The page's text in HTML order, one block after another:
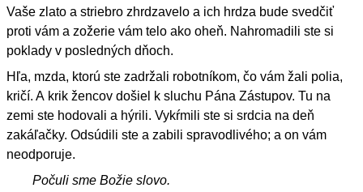
Vaše zlato a striebro zhrdzavelo a ich hrdza bude svedčiť
proti vám a zožerie vám telo ako oheň. Nahromadili ste si
poklady v posledných dňoch.
Hľa, mzda, ktorú ste zadržali robotníkom, čo vám žali polia,
kričí. A krik žencov došiel k sluchu Pána Zástupov. Tu na
zemi ste hodovali a hýrili. Vykŕmili ste si srdcia na deň
zakáľačky. Odsúdili ste a zabili spravodlivého; a on vám
neodporuje.
Počuli sme Božie slovo.